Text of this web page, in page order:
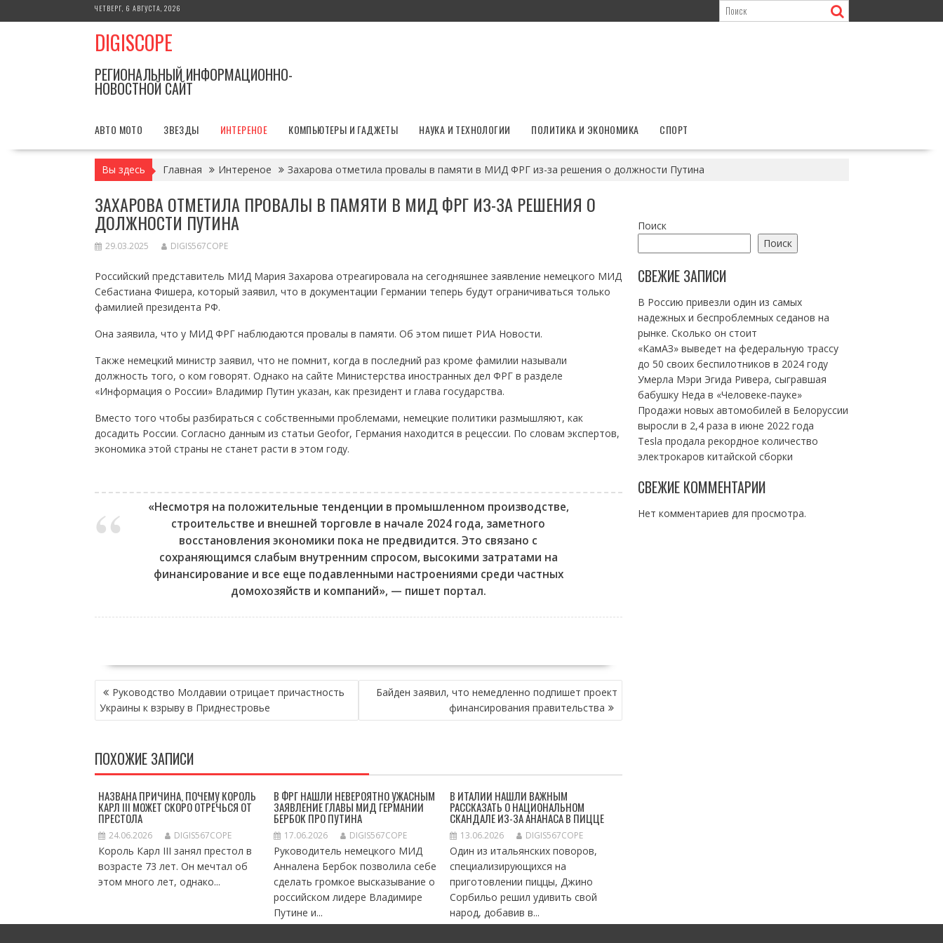
к
ЧЕТВЕРГ, 6 АВГУСТА, 2026
DIGISCOPE
РЕГИОНАЛЬНЫЙ ИНФОРМАЦИОННО-
НОВОСТНОЙ САЙТ
АВТО МОТО ЗВЕЗДЫ ИНТЕРЕНОЕ КОМПЬЮТЕРЫ И ГАДЖЕТЫ НАУКА И ТЕХНОЛОГИИ ПОЛИТИКА И ЭКОНОМИКА СПОРТ
Вы здесь Главная Интереное Захарова отметила провалы в памяти в МИД ФРГ из-за решения о должности Путина
ЗАХАРОВА ОТМЕТИЛА ПРОВАЛЫ В ПАМЯТИ В МИД ФРГ ИЗ-ЗА РЕШЕНИЯ О
ДОЛЖНОСТИ ПУТИНА
29.03.2025 DIGIS567COPE
Российский представитель МИД Мария Захарова отреагировала на сегодняшнее заявление немецкого МИД
Себастиана Фишера, который заявил, что в документации Германии теперь будут ограничиваться только
фамилией президента РФ.
Она заявила, что у МИД ФРГ наблюдаются провалы в памяти. Об этом пишет РИА Новости.
Также немецкий министр заявил, что не помнит, когда в последний раз кроме фамилии называли
должность того, о ком говорят. Однако на сайте Министерства иностранных дел ФРГ в разделе
«Информация о России» Владимир Путин указан, как президент и глава государства.
Вместо того чтобы разбираться с собственными проблемами, немецкие политики размышляют, как
досадить России. Согласно данным из статьи Geofor, Германия находится в рецессии. По словам экспертов,
экономика этой страны не станет расти в этом году.
«Несмотря на положительные тенденции в промышленном производстве,
строительстве и внешней торговле в начале 2024 года, заметного
восстановления экономики пока не предвидится. Это связано с
сохраняющимся слабым внутренним спросом, высокими затратами на
финансирование и все еще подавленными настроениями среди частных
домохозяйств и компаний», — пишет портал.
НАВИГАЦИЯ
ПО
ЗАПИСЯМ
Руководство Молдавии отрицает причастность
Украины к взрыву в Приднестровье
Байден заявил, что немедленно подпишет проект
финансирования правительства
ПОХОЖИЕ ЗАПИСИ
НАЗВАНА ПРИЧИНА, ПОЧЕМУ КОРОЛЬ
КАРЛ III МОЖЕТ СКОРО ОТРЕЧЬСЯ ОТ
ПРЕСТОЛА
24.06.2026 DIGIS567COPE
Король Карл III занял престол в
возрасте 73 лет. Он мечтал об
этом много лет, однако...
В ФРГ НАШЛИ НЕВЕРОЯТНО УЖАСНЫМ
ЗАЯВЛЕНИЕ ГЛАВЫ МИД ГЕРМАНИИ
БЕРБОК ПРО ПУТИНА
17.06.2026 DIGIS567COPE
Руководитель немецкого МИД
Анналена Бербок позволила себе
сделать громкое высказывание о
российском лидере Владимире
Путине и...
В ИТАЛИИ НАШЛИ ВАЖНЫМ
РАССКАЗАТЬ О НАЦИОНАЛЬНОМ
СКАНДАЛЕ ИЗ-ЗА АНАНАСА В ПИЦЦЕ
13.06.2026 DIGIS567COPE
Один из итальянских поворов,
специализирующихся на
приготовлении пиццы, Джино
Сорбильо решил удивить свой
народ, добавив в...
Поиск
Поиск
СВЕЖИЕ ЗАПИСИ
В Россию привезли один из самых
надежных и беспроблемных седанов на
рынке. Сколько он стоит
«КамАЗ» выведет на федеральную трассу
до 50 своих беспилотников в 2024 году
Умерла Мэри Эгида Ривера, сыгравшая
бабушку Неда в «Человеке-пауке»
Продажи новых автомобилей в Белоруссии
выросли в 2,4 раза в июне 2022 года
Tesla продала рекордное количество
электрокаров китайской сборки
СВЕЖИЕ КОММЕНТАРИИ
Нет комментариев для просмотра.